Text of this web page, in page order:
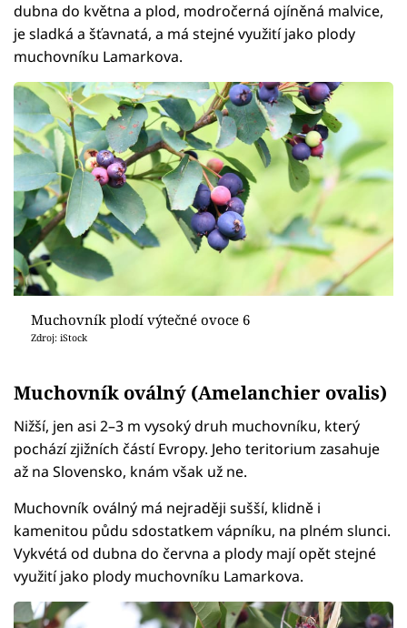
dubna do května a plod, modročerná ojíněná malvice,
je sladká a šťavnatá, a má stejné využití jako plody
muchovníku Lamarkova.
Muchovník plodí výtečné ovoce 6
Zdroj: iStock
Muchovník oválný (Amelanchier ovalis)
Nižší, jen asi 2–3 m vysoký druh muchovníku, který
pochází zjižních částí Evropy. Jeho teritorium zasahuje
až na Slovensko, knám však už ne.
Muchovník oválný má nejraději sušší, klidně i
kamenitou půdu sdostatkem vápníku, na plném slunci.
Vykvétá od dubna do června a plody mají opět stejné
využití jako plody muchovníku Lamarkova.